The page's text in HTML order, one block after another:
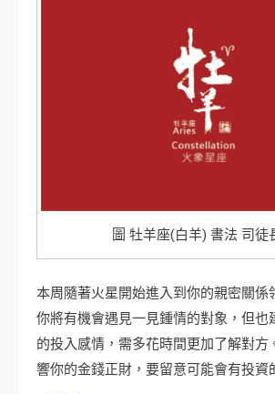
圖 牡羊座(白羊) 書法 司徒
本周隨著火星開始進入到你的親密關係
你將有機會遇見一見鍾情的對象，但也
的投入感情，需多花時間更加了解對方
響你的金錢正財，要留意可能會有投資